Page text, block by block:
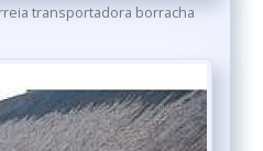
transportadora borracha